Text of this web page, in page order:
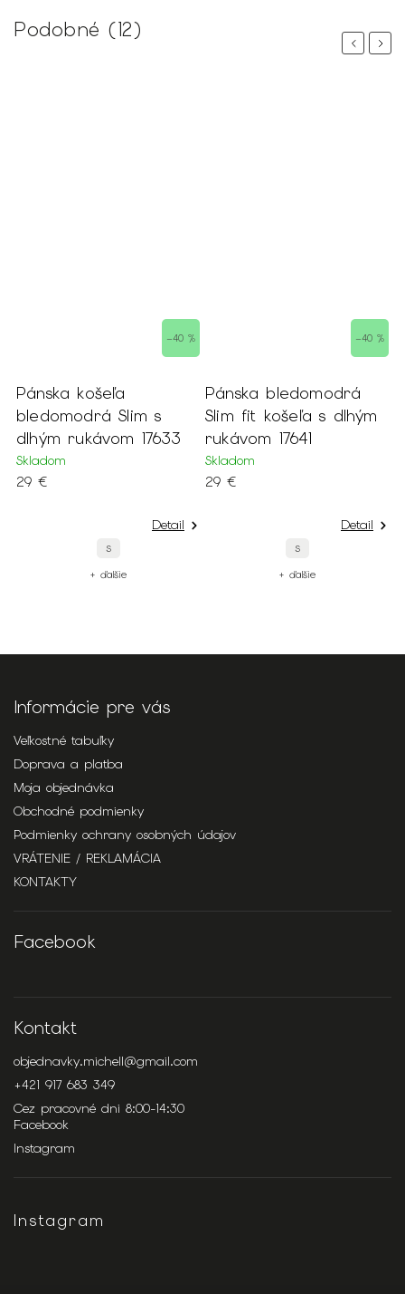
Podobné (12)
Previous
–40 %
Pánska košeľa
bledomodrá Slim s
dlhým rukávom 17633
Skladom
29 €
Detail
S
+ ďalšie
–40 %
Pánska bledomodrá
Slim fit košeľa s dlhým
rukávom 17641
Skladom
29 €
Detail
S
+ ďalšie
Next
Informácie pre vás
Veľkostné tabuľky
Doprava a platba
Moja objednávka
Obchodné podmienky
Podmienky ochrany osobných údajov
VRÁTENIE / REKLAMÁCIA
KONTAKTY
Facebook
Kontakt
objednavky.michell@gmail.com
+421 917 683 349
Cez pracovné dni 8:00-14:30
Facebook
Instagram
Instagram